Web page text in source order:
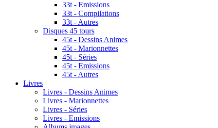
33t - Emissions
33t - Compilations
33t - Autres
Disques 45 tours
45t - Dessins Animes
45t - Marionnettes
45t - Séries
45t - Emissions
45t - Autres
Livres
Livres - Dessins Animes
Livres - Marionnettes
Livres - Séries
Livres - Emissions